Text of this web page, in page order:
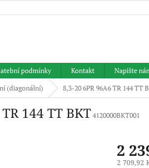
podmínky Kontakt Napište
(diagonální) 8,3-20 6PR 96A6 TR 144 TT
144 TT BKT4120000BKT001
2
2 709,92